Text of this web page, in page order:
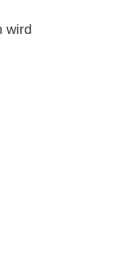
wird